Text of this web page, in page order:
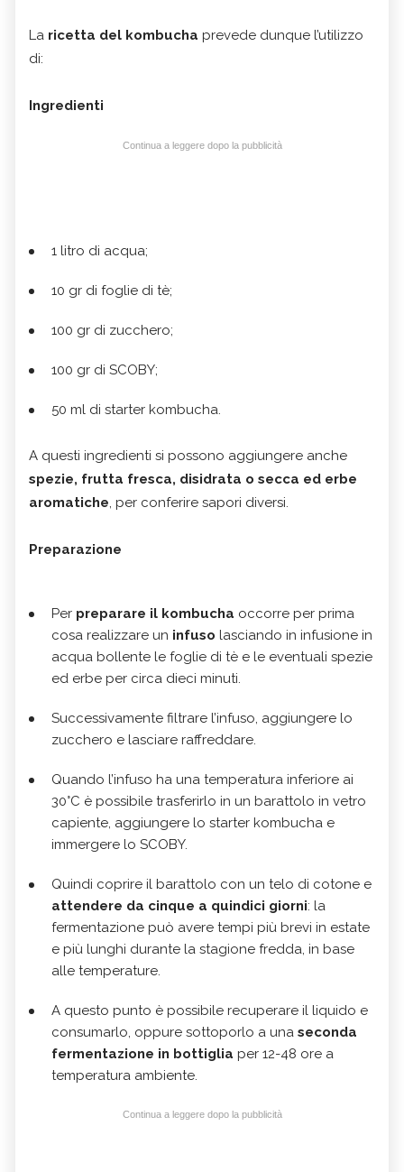
La ricetta del kombucha prevede dunque l’utilizzo
di:
Ingredienti
Continua a leggere dopo la pubblicità
1 litro di acqua;
10 gr di foglie di tè;
100 gr di zucchero;
100 gr di SCOBY;
50 ml di starter kombucha.
A questi ingredienti si possono aggiungere anche
spezie, frutta fresca, disidrata o secca ed erbe
aromatiche, per conferire sapori diversi.
Preparazione
Per preparare il kombucha occorre per prima
cosa realizzare un infuso lasciando in infusione in
acqua bollente le foglie di tè e le eventuali spezie
ed erbe per circa dieci minuti.
Successivamente filtrare l’infuso, aggiungere lo
zucchero e lasciare raffreddare.
Quando l’infuso ha una temperatura inferiore ai
30°C è possibile trasferirlo in un barattolo in vetro
capiente, aggiungere lo starter kombucha e
immergere lo SCOBY.
Quindi coprire il barattolo con un telo di cotone e
attendere da cinque a quindici giorni: la
fermentazione può avere tempi più brevi in estate
e più lunghi durante la stagione fredda, in base
alle temperature.
A questo punto è possibile recuperare il liquido e
consumarlo, oppure sottoporlo a una seconda
fermentazione in bottiglia per 12-48 ore a
temperatura ambiente.
Continua a leggere dopo la pubblicità